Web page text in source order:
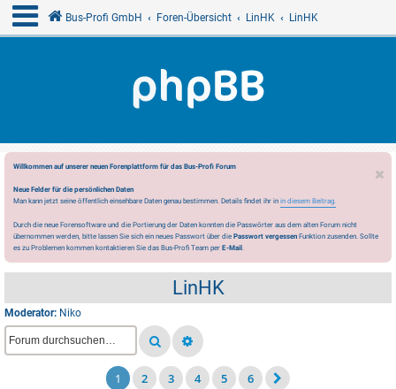
Bus-Profi GmbH Foren-Übersicht LinHK LinHK
Willkommen auf unserer neuen Forenplattform für das Bus-Profi Forum
Neue Felder für die persönlichen Daten
Man kann jetzt seine öffentlich einsehbare Daten genau bestimmen. Details findet ihr in in diesem Beitrag.
Durch die neue Forensoftware und die Portierung der Daten konnten die Passwörter aus dem alten Forum nicht
übernommen werden, bitte lassen Sie sich ein neues Passwort über die Passwort vergessen Funktion zusenden. Sollte
es zu Problemen kommen kontaktieren Sie das Bus-Profi Team per E-Mail.
LinHK
Moderator: Niko
1 2 3 4 5 6